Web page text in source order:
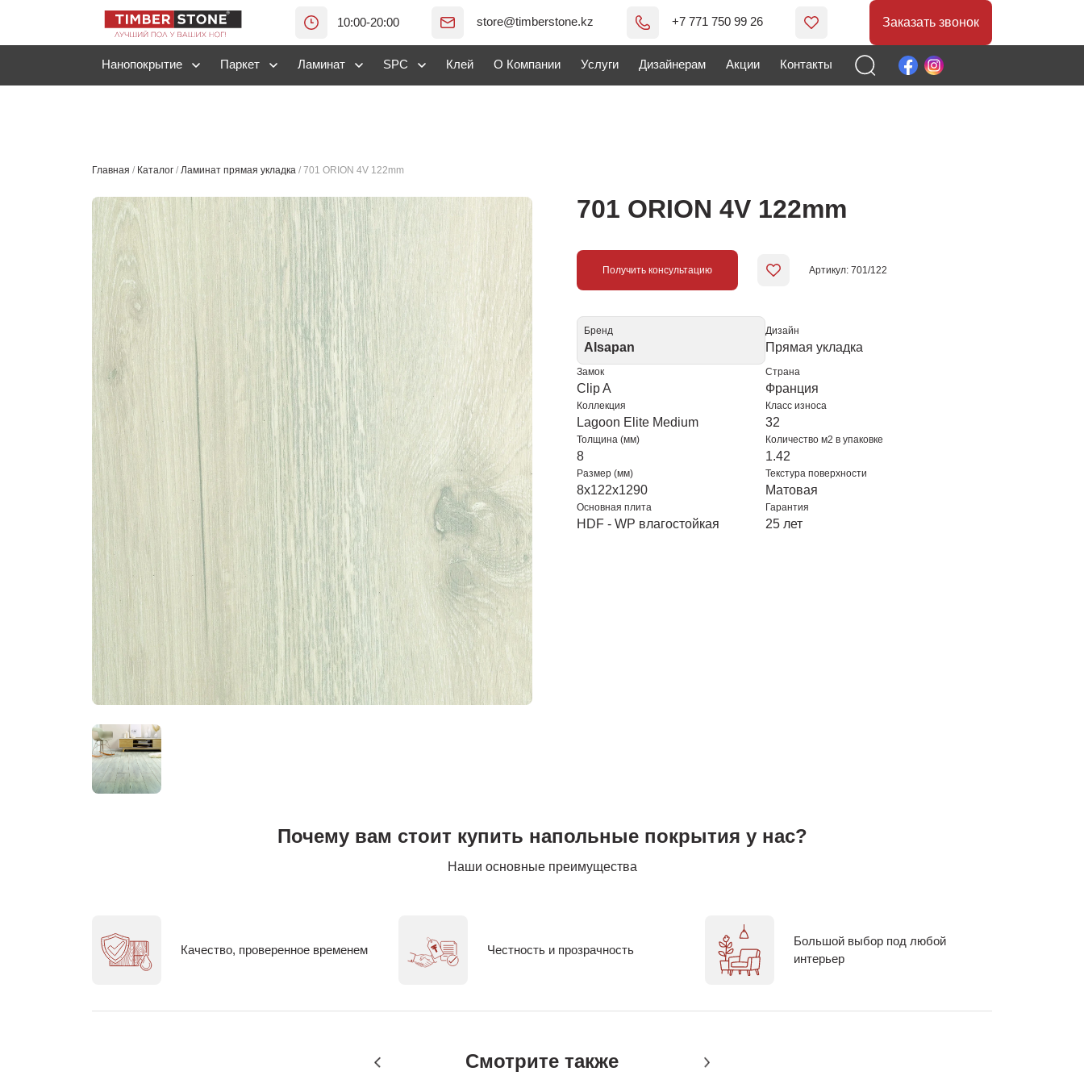
10:00-20:00 store@timberstone.kz +7 771 750 99 26 Заказать звонок
Нанопокрытие Паркет Ламинат SPC Клей О Компании Услуги Дизайнерам Акции Контакты
Главная / Каталог / Ламинат прямая укладка / 701 ORION 4V 122mm
701 ORION 4V 122mm
Получить консультацию Артикул: 701/122
Бренд
Alsapan
Дизайн
Прямая укладка
Замок
Clip A
Страна
Франция
Коллекция
Lagoon Elite Medium
Класс износа
32
Толщина (мм)
8
Количество м2 в упаковке
1.42
Размер (мм)
8x122x1290
Текстура поверхности
Матовая
Основная плита
HDF - WP влагостойкая
Гарантия
25 лет
Почему вам стоит купить напольные покрытия у нас?
Наши основные преимущества
Качество, проверенное временем Честность и прозрачность
Большой выбор под любой
интерьер
Смотрите также